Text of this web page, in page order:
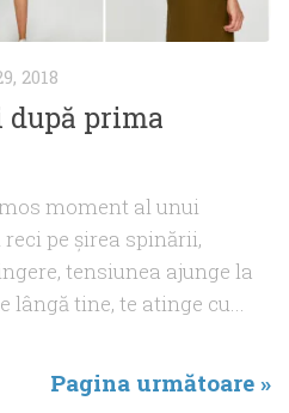
2018
după prima
moment al unui
pe şirea spinării,
tensiunea ajunge la
lângă tine, te atinge cu...
Pagina următoare »